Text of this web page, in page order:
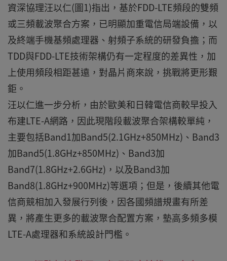
資深協理汪以仁(圖1)指出，基於FDD-LTE頻段的雙頻
或三頻載波聚合方案，已明顯加重電信局端設備，以
及終端手機基頻處理器、射頻子系統的研發負擔；而
TDD與FDD-LTE技術架構仍有一定程度的差異性，加
上使用頻段相距甚遠，對晶片商來說，挑戰將更形艱
鉅。
汪以仁進一步分析，由於歐美和日韓電信商較早投入
布建LTE-A網路，因此現階段載波聚合架構較單純，
主要包括Band1加Band5(2.1GHz+850MHz)、Band3
加Band5(1.8GHz+850MHz)、Band3加
Band7(1.8GHz+2.6GHz)，以及Band3加
Band8(1.8GHz+900MHz)等選項；但是，後續其他電
信商競相加入發展行列後，因各國頻譜規畫有所差
異，將產生更多的載波聚合配置方案，墊高多頻多模
LTE-A處理器和系統設計門檻。